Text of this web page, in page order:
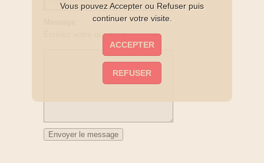
Écrivez votre question
Vous pouvez Accepter ou Refuser puis
continuer votre visite.